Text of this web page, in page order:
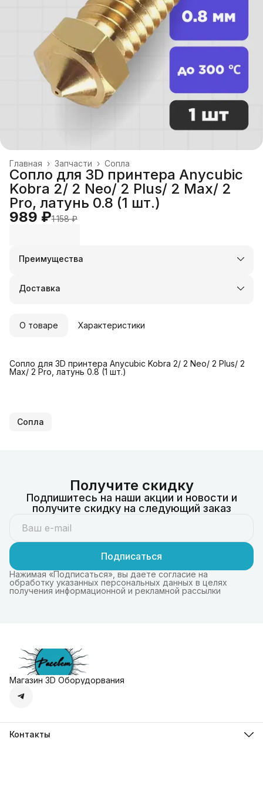
Сопла
Запчасти ›
Главная ›
Сопло для 3D принтера Anycubic
Kobra 2/ 2 Neo/ 2 Plus/ 2 Max/ 2
Pro, латунь 0.8 (1 шт.)
989 ₽1 158 ₽
Преимущества
Оплата частями в Сплит
Удобный возврат
Доставка
О товаре Характеристики
Сопло для 3D принтера Anycubic Kobra 2/ 2 Neo/ 2 Plus/ 2
Max/ 2 Pro, латунь 0.8 (1 шт.)
Сопла
Получите скидку
Подпишитесь на наши акции и новости и
получите скидку на следующий заказ
Подписаться
Нажимая «Подписаться», вы даете согласие на
обработку указанных персональных данных в целях
получения информационной и рекламной рассылки
Магазин 3D Оборудорвания
Контакты